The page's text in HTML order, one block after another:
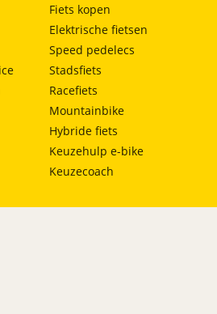
Fiets kopen
Elektrische fietsen
Speed pedelecs
Stadsfiets
Racefiets
Mountainbike
Hybride fiets
Keuzehulp e-bike
Keuzecoach